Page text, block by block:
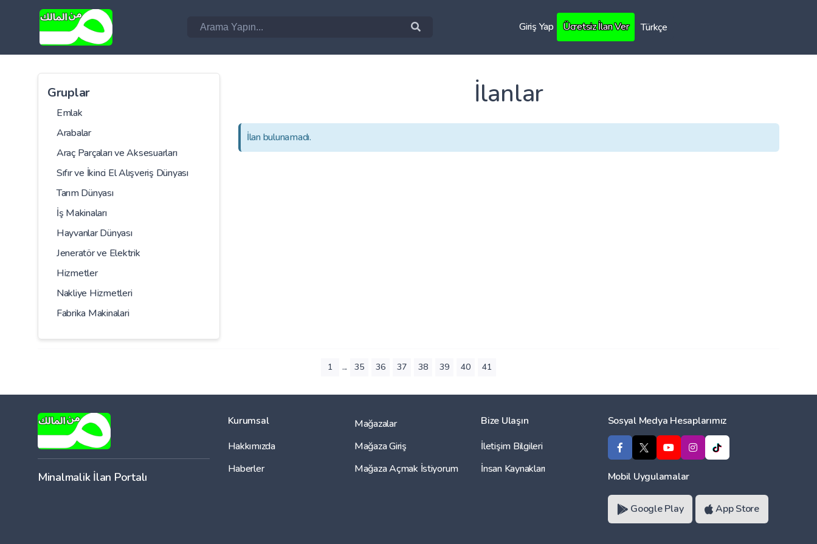
Giriş Yap Ücretsiz İlan Ver Türkçe
Gruplar
Emlak
Arabalar
Araç Parçaları ve Aksesuarları
Sıfır ve İkinci El Alışveriş Dünyası
Tarım Dünyası
İş Makinaları
Hayvanlar Dünyası
Jeneratör ve Elektrik
Hizmetler
Nakliye Hizmetleri
Fabrika Makinalari
İlanlar
İlan bulunamadı.
1 ... 35 36 37 38 39 40 41
Minalmalik İlan Portalı
Kurumsal
Hakkımızda
Haberler
Mağazalar
Mağaza Giriş
Mağaza Açmak İstiyorum
Bize Ulaşın
İletişim Bilgileri
İnsan Kaynakları
Sosyal Medya Hesaplarımız
Mobil Uygulamalar
Google Play App Store